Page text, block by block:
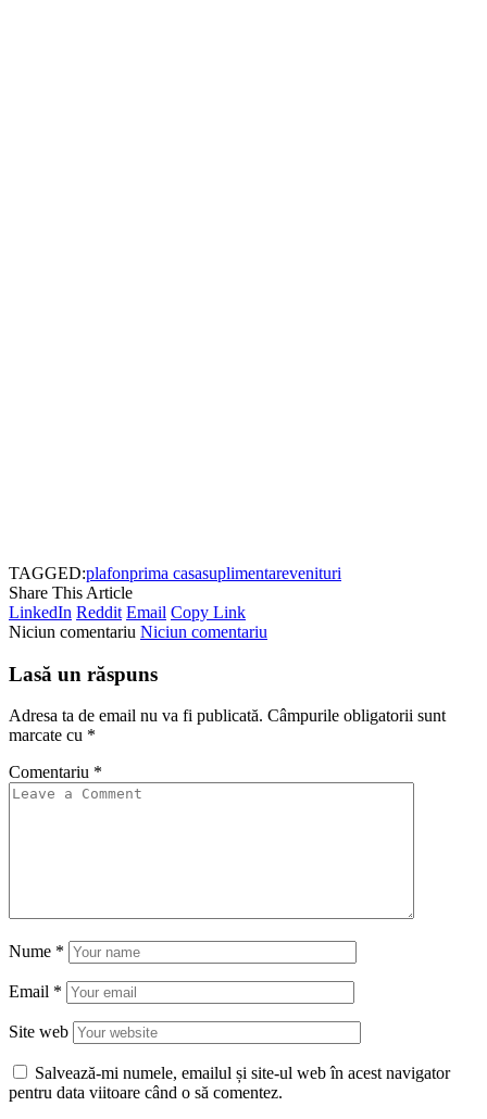
TAGGED:plafonprima casasuplimentarevenituri
Share This Article
LinkedIn Reddit Email Copy Link
Niciun comentariu Niciun comentariu
Lasă un răspuns
Adresa ta de email nu va fi publicată. Câmpurile obligatorii sunt
marcate cu *
Comentariu *
Nume *
Email *
Site web
Salvează-mi numele, emailul și site-ul web în acest navigator
pentru data viitoare când o să comentez.